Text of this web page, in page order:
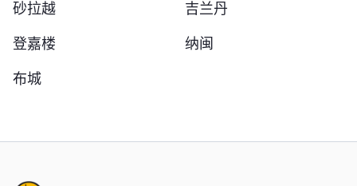
砂拉越 吉兰丹
登嘉楼 纳闽
布城